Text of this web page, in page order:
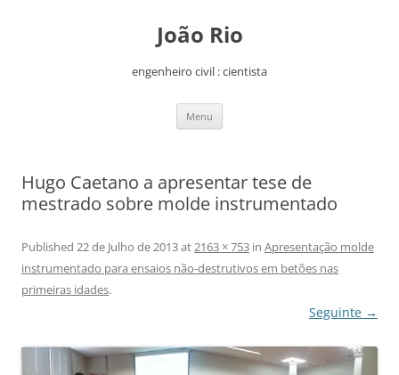
João Rio
engenheiro civil : cientista
Menu
Hugo Caetano a apresentar tese de
mestrado sobre molde instrumentado
Published 22 de Julho de 2013at2163 × 753 in Apresentação molde
instrumentado para ensaios não-destrutivos em betões nas
primeiras idades.
Seguinte →